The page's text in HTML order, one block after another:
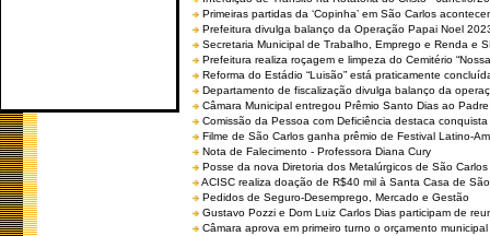
Primeiras partidas da ‘Copinha’ em São Carlos
Prefeitura divulga balanço da Operação Papai Noel
Secretaria Municipal de Trabalho, Emprego e Renda e
Prefeitura realiza roçagem e limpeza do Cemitério
Reforma do Estádio “Luisão” está praticamente
Departamento de fiscalização divulga balanço da
Câmara Municipal entregou Prêmio Santo Dias ao
Comissão da Pessoa com Deficiência destaca
Filme de São Carlos ganha prêmio de Festival Latino-
Nota de Falecimento - Professora Diana Cury
Posse da nova Diretoria dos Metalúrgicos de São
ACISC realiza doação de R$40 mil à Santa Casa de
Pedidos de Seguro-Desemprego, Mercado e Gestão
Gustavo Pozzi e Dom Luiz Carlos Dias participam de
Câmara aprova em primeiro turno o orçamento